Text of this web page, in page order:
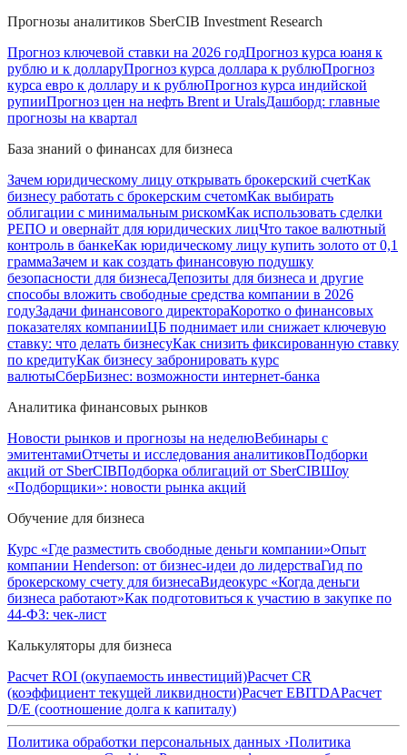
Прогнозы аналитиков SberCIB Investment Research
Прогноз ключевой ставки на 2026 годПрогноз курса юаня к
рублю и к долларуПрогноз курса доллара к рублюПрогноз
курса евро к доллару и к рублюПрогноз курса индийской
рупииПрогноз цен на нефть Brent и UralsДашборд: главные
прогнозы на квартал
База знаний о финансах для бизнеса
Зачем юридическому лицу открывать брокерский счетКак
бизнесу работать с брокерским счетомКак выбирать
облигации с минимальным рискомКак использовать сделки
РЕПО и овернайт для юридических лицЧто такое валютный
контроль в банкеКак юридическому лицу купить золото от 0,1
граммаЗачем и как создать финансовую подушку
безопасности для бизнесаДепозиты для бизнеса и другие
способы вложить свободные средства компании в 2026
годуЗадачи финансового директораКоротко о финансовых
показателях компанииЦБ поднимает или снижает ключевую
ставку: что делать бизнесуКак снизить фиксированную ставку
по кредитуКак бизнесу забронировать курс
валютыСберБизнес: возможности интернет-банка
Аналитика финансовых рынков
Новости рынков и прогнозы на неделюВебинары с
эмитентамиОтчеты и исследования аналитиковПодборки
акций от SberCIBПодборка облигаций от SberCIBШоу
«Подборщики»: новости рынка акций
Обучение для бизнеса
Курс «Где разместить свободные деньги компании»Опыт
компании Henderson: от бизнес-идеи до лидерстваГид по
брокерскому счету для бизнесаВидеокурс «Когда деньги
бизнеса работают»Как подготовиться к участию в закупке по
44-ФЗ: чек-лист
Калькуляторы для бизнеса
Расчет ROI (окупаемость инвестиций)Расчет CR
(коэффициент текущей ликвидности)Расчет EBITDAРасчет
D/E (соотношение долга к капиталу)
Политика обработки персональных данных ›Политика